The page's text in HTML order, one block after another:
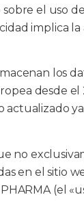
el uso
implica la
los
desde el
actualizado
no
en el sitio
(el